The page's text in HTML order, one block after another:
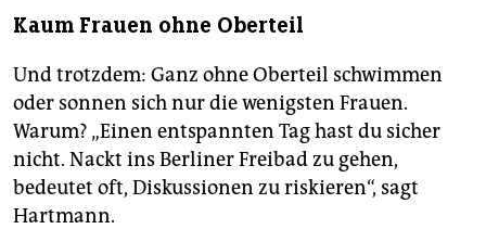
Kaum Frauen ohne Oberteil
Und trotzdem: Ganz ohne Oberteil schwimmen
oder sonnen sich nur die wenigsten Frauen.
Warum? „Einen entspannten Tag hast du sicher
nicht. Nackt ins Berliner Freibad zu gehen,
bedeutet oft, Diskussionen zu riskieren“, sagt
Hartmann.